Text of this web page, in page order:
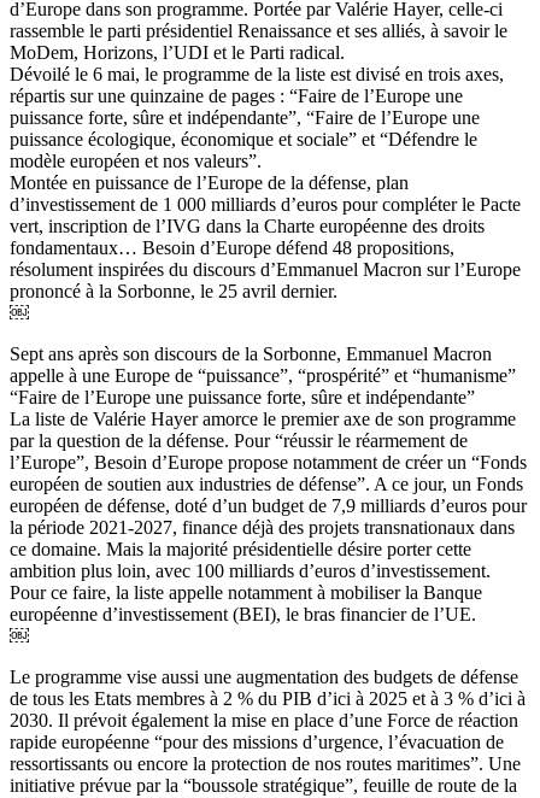
d’Europe dans son programme. Portée par Valérie Hayer, celle-ci
rassemble le parti présidentiel Renaissance et ses alliés, à savoir le
MoDem, Horizons, l’UDI et le Parti radical.
Dévoilé le 6 mai, le programme de la liste est divisé en trois axes,
répartis sur une quinzaine de pages : “Faire de l’Europe une
puissance forte, sûre et indépendante”, “Faire de l’Europe une
puissance écologique, économique et sociale” et “Défendre le
modèle européen et nos valeurs”.
Montée en puissance de l’Europe de la défense, plan
d’investissement de 1 000 milliards d’euros pour compléter le Pacte
vert, inscription de l’IVG dans la Charte européenne des droits
fondamentaux… Besoin d’Europe défend 48 propositions,
résolument inspirées du discours d’Emmanuel Macron sur l’Europe
prononcé à la Sorbonne, le 25 avril dernier.
￼
Sept ans après son discours de la Sorbonne, Emmanuel Macron
appelle à une Europe de “puissance”, “prospérité” et “humanisme”
“Faire de l’Europe une puissance forte, sûre et indépendante”
La liste de Valérie Hayer amorce le premier axe de son programme
par la question de la défense. Pour “réussir le réarmement de
l’Europe”, Besoin d’Europe propose notamment de créer un “Fonds
européen de soutien aux industries de défense”. A ce jour, un Fonds
européen de défense, doté d’un budget de 7,9 milliards d’euros pour
la période 2021-2027, finance déjà des projets transnationaux dans
ce domaine. Mais la majorité présidentielle désire porter cette
ambition plus loin, avec 100 milliards d’euros d’investissement.
Pour ce faire, la liste appelle notamment à mobiliser la Banque
européenne d’investissement (BEI), le bras financier de l’UE.
￼
Le programme vise aussi une augmentation des budgets de défense
de tous les Etats membres à 2 % du PIB d’ici à 2025 et à 3 % d’ici à
2030. Il prévoit également la mise en place d’une Force de réaction
rapide européenne “pour des missions d’urgence, l’évacuation de
ressortissants ou encore la protection de nos routes maritimes”. Une
initiative prévue par la “boussole stratégique”, feuille de route de la